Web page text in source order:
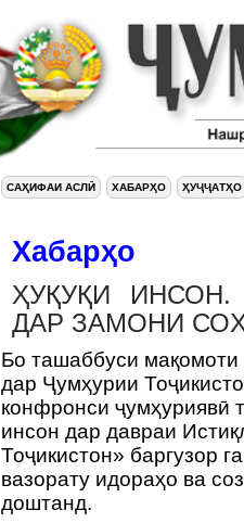
САҲИФАИ АСЛӢ ХАБАРҲО ҲУҶҶАТҲО
Хабарҳо
ҲУҚУҚИ
ДАР ЗАМОНИ
Бо ташаббуси мақомоти
дар Ҷумҳурии
конфронси ҷумҳуриявӣ
инсон дар давраи
Тоҷикистон» баргузор
вазорату идораҳо ва
доштанд.